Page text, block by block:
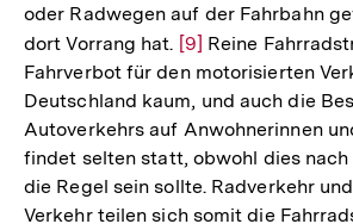
der
oder Radwegen auf der Fahrbahn
dort Vorrang hat. Zur
Auflösung
der
Fußnote
[9] Reine
Fahrverbot für den motorisierten
Deutschland kaum, und auch die
Autoverkehrs auf Anwohnerinnen
findet selten statt, obwohl dies
die Regel sein sollte. Radverkehr
Verkehr teilen sich somit die